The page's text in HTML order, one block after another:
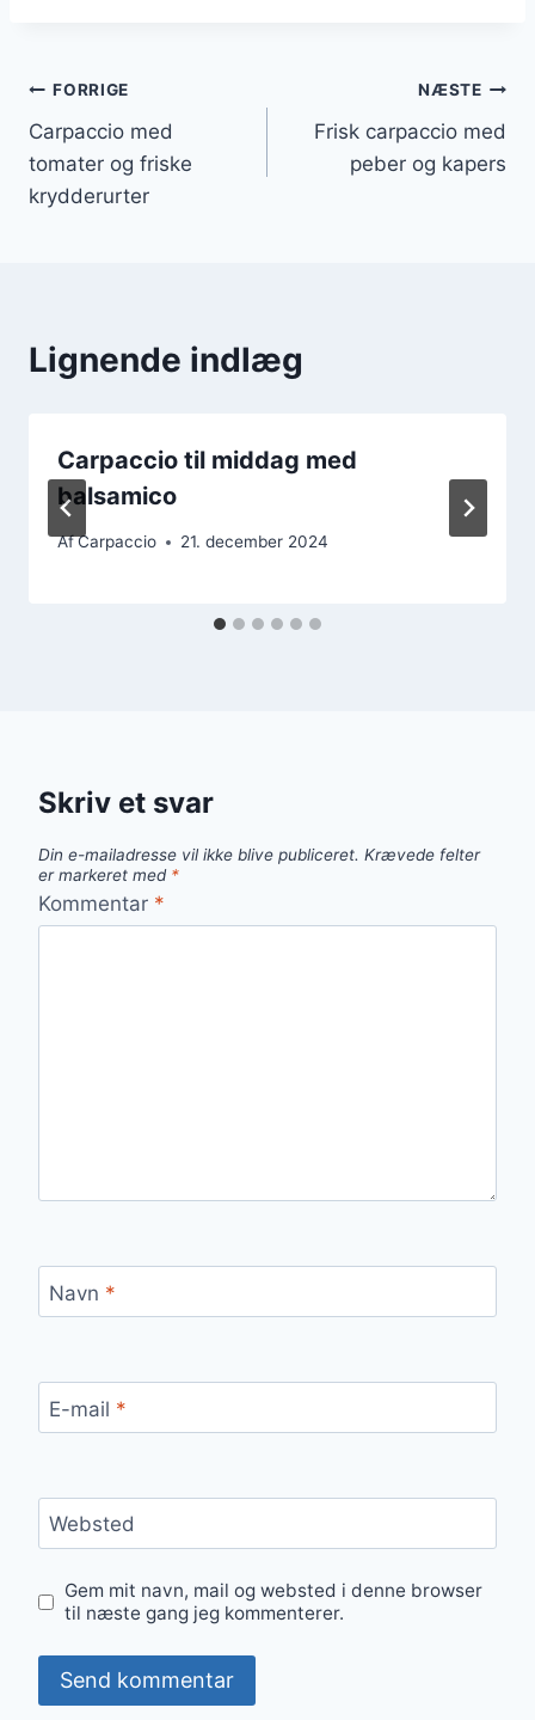
Indlægsnavigation
FORRIGE
Carpaccio med
tomater og friske
krydderurter
NÆSTE
Frisk carpaccio med
peber og kapers
Lignende indlæg
Carpaccio til middag med
balsamico
AfCarpaccio 21. december 2024
Skriv et svar
Din e-mailadresse vil ikke blive publiceret. Krævede felter
er markeret med *
Kommentar *
Navn *
E-mail *
Websted
Gem mit navn, mail og websted i denne browser
til næste gang jeg kommenterer.